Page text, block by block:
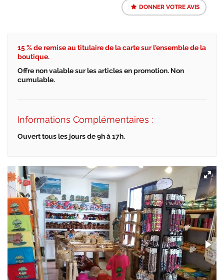
DONNER VOTRE AVIS
15 % de remise au titulaire de la carte sur l'ensemble de la
boutique.
Offre non valable sur les articles en promotion. Non
cumulable.
Informations Complémentaires :
Ouvert tous les jours de 9hà 17h.